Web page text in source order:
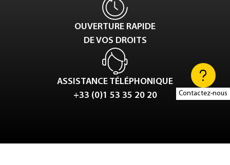
Contactez-nous
OUVERTURE RAPIDE
DE VOS DROITS
ASSISTANCE TÉLÉPHONIQUE
+33 (0)1 53 35 20 20